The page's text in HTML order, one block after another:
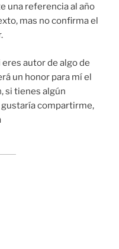
una referencia al año
mas no confirma el
autor de algo de
un honor para mí el
si tienes algún
compartirme,